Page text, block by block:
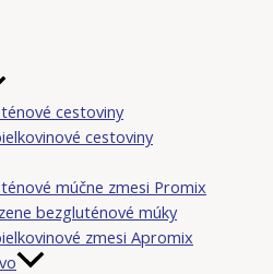
cestoviny
cestoviny
múčne zmesi Promix
bezgluténové múky
zmesi Apromix